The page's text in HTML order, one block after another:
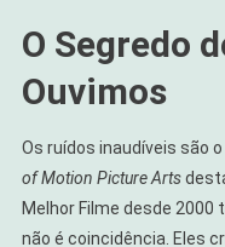
O Segredo
Ouvimos
Os ruídos inaudíveis são
of Motion Picture Arts
Melhor Filme desde
não é coincidência. Eles